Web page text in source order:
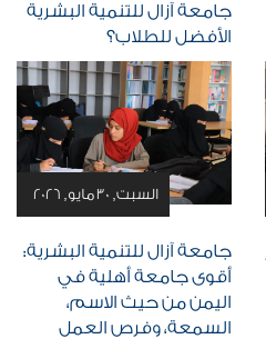
جامعة آزال للتنمية البشرية
الأفضل للطلاب؟
السبت, 30 مايو, 2026
جامعة آزال للتنمية البشرية:
أقوى جامعة أهلية في
اليمن من حيث الاسم،
السمعة، وفرص العمل